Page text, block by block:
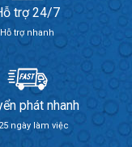
trợ 24/7
Hỗ trợ nhanh
phát nhanh
ngày làm việc